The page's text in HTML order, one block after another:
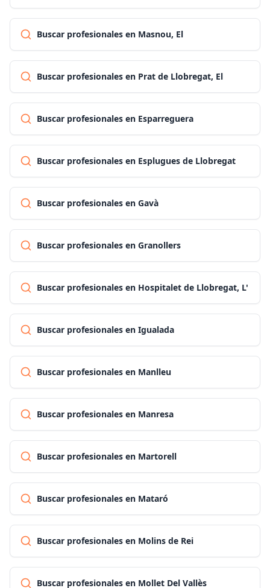
Buscar profesionales en Masnou, El
Buscar profesionales en Prat de Llobregat, El
Buscar profesionales en Esparreguera
Buscar profesionales en Esplugues de Llobregat
Buscar profesionales en Gavà
Buscar profesionales en Granollers
Buscar profesionales en Hospitalet de Llobregat, L'
Buscar profesionales en Igualada
Buscar profesionales en Manlleu
Buscar profesionales en Manresa
Buscar profesionales en Martorell
Buscar profesionales en Mataró
Buscar profesionales en Molins de Rei
Buscar profesionales en Mollet Del Vallès